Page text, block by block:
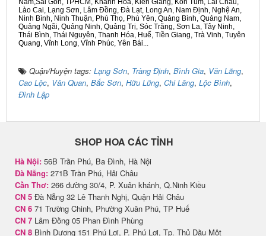
Nam,Sài Gòn, TPHCM, Khánh Hòa, Kiên Giang, Kon Tum, Lai Châu,
Lào Cai, Lạng Sơn, Lâm Đồng, Đà Lạt, Long An, Nam Định, Nghệ An,
Ninh Bình, Ninh Thuận, Phú Thọ, Phú Yên, Quảng Bình, Quảng Nam,
Quảng Ngãi, Quảng Ninh, Quảng Trị, Sóc Trăng, Sơn La, Tây Ninh,
Thái Bình, Thái Nguyên, Thanh Hóa, Huế, Tiền Giang, Trà Vinh, Tuyên
Quang, Vĩnh Long, Vĩnh Phúc, Yên Bái...
Quận/Huyện tags: Lạng Sơn, Tràng Định, Bình Gia, Văn Lãng,
Cao Lộc, Văn Quan, Bắc Sơn, Hữu Lũng, Chi Lăng, Lộc Bình,
Đình Lập
SHOP HOA CÁC TỈNH
Hà Nội: 56B Trần Phú, Ba Đình, Hà Nội
Đà Nẵng: 271B Trần Phú, Hải Châu
Cần Thơ: 266 đường 30/4, P. Xuân khánh, Q.Ninh Kiều
CN 5 Đà Nẵng 32 Lê Thanh Nghị, Quận Hải Châu
CN 6 71 Trường Chinh, Phường Xuân Phú, TP Huế
CN 7 Lâm Đồng 05 Phan Đình Phùng
CN 8 Bình Dương 151 Phú Lợi, P. Phú Lợi, Tp. Thủ Dầu Một